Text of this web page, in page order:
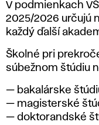
V podmienkach
2025/2026 určujú
každý ďalší
Školné pri
súbežnom štúdiu
— bakalárske
— magisterské
— doktorandské